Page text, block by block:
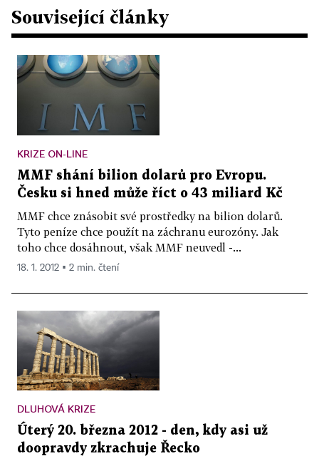
Související články
KRIZE ON-LINE
MMF shání bilion dolarů pro Evropu.
Česku si hned může říct o 43 miliard Kč
MMF chce znásobit své prostředky na bilion dolarů.
Tyto peníze chce použít na záchranu eurozóny. Jak
toho chce dosáhnout, však MMF neuvedl -...
18. 1. 2012 ▪ 2 min. čtení
DLUHOVÁ KRIZE
Úterý 20. března 2012 - den, kdy asi už
doopravdy zkrachuje Řecko